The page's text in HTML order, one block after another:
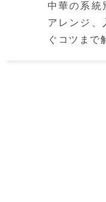
中華の系統
アレンジ、
ぐコツまで